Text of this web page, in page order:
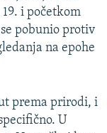
i početkom
pobunio protiv
na epohe
prema prirodi, i
U